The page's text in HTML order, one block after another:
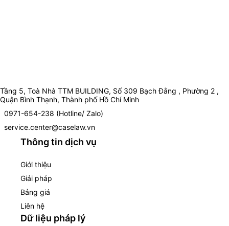
Tầng 5, Toà Nhà TTM BUILDING, Số 309 Bạch Đằng , Phường 2 ,
Quận Bình Thạnh, Thành phố Hồ Chí Minh
0971-654-238 (Hotline/ Zalo)
service.center@caselaw.vn
Thông tin dịch vụ
Giới thiệu
Giải pháp
Bảng giá
Liên hệ
Dữ liệu pháp lý